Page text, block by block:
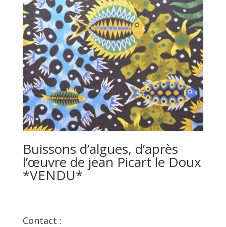
Buissons d’algues, d’après
l’œuvre de jean Picart le Doux
*VENDU*
Contact :